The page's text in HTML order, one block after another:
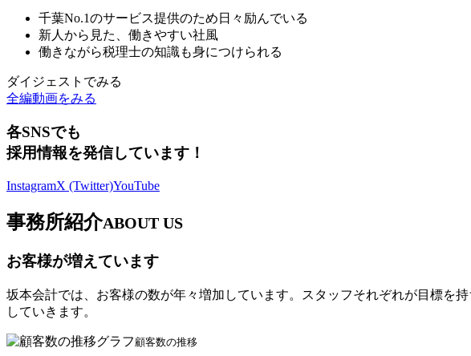
千葉No.1のサービス提供のため日々励んでいる
新人から見た、働きやすい社風
働きながら税理士の知識も身につけられる
ダイジェストでみる
全編動画をみる
各SNSでも
採用情報を発信しています！
InstagramX (Twitter)YouTube
事務所紹介ABOUT US
お客様が増えています
坂本会計では、お客様の数が年々増加しています。スタッフそれぞれが目標を
していきます。
顧客数の推移